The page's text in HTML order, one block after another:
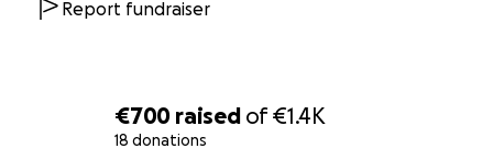
€700 raised of€1.4K
18 donations
Report fundraiser